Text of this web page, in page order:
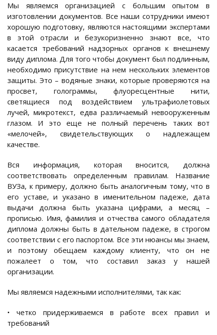
Мы являемся организацией с большим опытом в
изготовлении документов. Все наши сотрудники имеют
хорошую подготовку, являются настоящими экспертами
в этой отрасли и безукоризненно знают все, что
касается требований надзорных органов к внешнему
виду диплома. Для того чтобы документ был подлинным,
необходимо присутствие на нем нескольких элементов
защиты. Это – водяные знаки, которые проверяются на
просвет, голограммы, флуоресцентные нити,
светящиеся под воздействием ультрафиолетовых
лучей, микротекст, едва различаемый невооруженным
глазом. И это еще не полный перечень таких вот
«мелочей», свидетельствующих о надлежащем
качестве.
Вся информация, которая вносится, должна
соответствовать определенным правилам. Название
ВУЗа, к примеру, должно быть аналогичным тому, что в
его уставе, и указано в именительном падеже, дата
выдачи должна быть указана цифрами, а месяц –
прописью. Имя, фамилия и отчества самого обладателя
диплома должны быть в дательном падеже, в строгом
соответствии с его паспортом. Все эти нюансы мы знаем,
и поэтому обещаем каждому клиенту, что он не
пожалеет о том, что составил заказ у нашей
организации.
Мы являемся надежными исполнителями, так как:
• четко придерживаемся в работе всех правил и
требований